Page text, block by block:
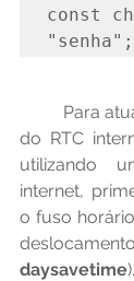
const
"senha";
do RTC
utilizando
internet,
o fuso
daysavetime